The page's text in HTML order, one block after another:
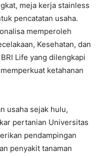
meja kerja stainless
pencatatan usaha.
memperoleh
Kesehatan, dan
Life yang dilengkapi
ketahanan
usaha sejak hulu,
pertanian Universitas
pendampingan
penyakit tanaman